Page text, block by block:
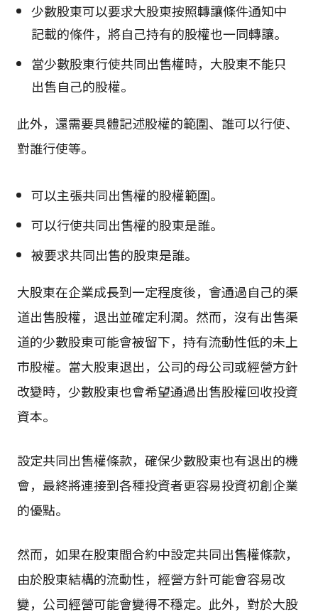
少數股東可以要求大股東按照轉讓條件通知中
記載的條件，將自己持有的股權也一同轉讓。
當少數股東行使共同出售權時，大股東不能只
出售自己的股權。
此外，還需要具體記述股權的範圍、誰可以行使、
對誰行使等。
可以主張共同出售權的股權範圍。
可以行使共同出售權的股東是誰。
被要求共同出售的股東是誰。
大股東在企業成長到一定程度後，會通過自己的渠
道出售股權，退出並確定利潤。然而，沒有出售渠
道的少數股東可能會被留下，持有流動性低的未上
市股權。當大股東退出，公司的母公司或經營方針
改變時，少數股東也會希望通過出售股權回收投資
資本。
設定共同出售權條款，確保少數股東也有退出的機
會，最終將連接到各種投資者更容易投資初創企業
的優點。
然而，如果在股東間合約中設定共同出售權條款，
由於股東結構的流動性，經營方針可能會容易改
變，公司經營可能會變得不穩定。此外，對於大股